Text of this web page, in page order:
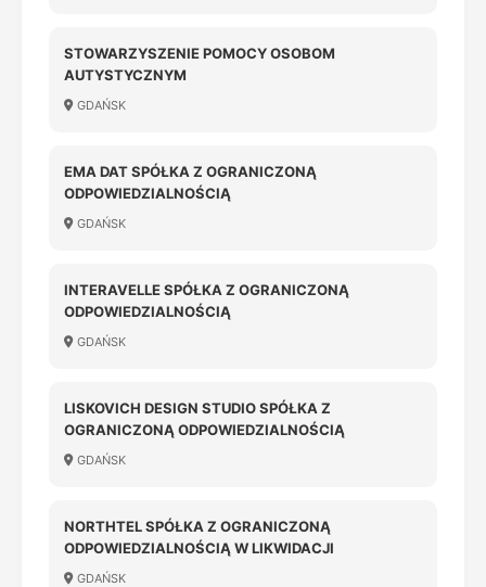
STOWARZYSZENIE POMOCY OSOBOM
AUTYSTYCZNYM
GDAŃSK
EMA DAT SPÓŁKA Z OGRANICZONĄ
ODPOWIEDZIALNOŚCIĄ
GDAŃSK
INTERAVELLE SPÓŁKA Z OGRANICZONĄ
ODPOWIEDZIALNOŚCIĄ
GDAŃSK
LISKOVICH DESIGN STUDIO SPÓŁKA Z
OGRANICZONĄ ODPOWIEDZIALNOŚCIĄ
GDAŃSK
NORTHTEL SPÓŁKA Z OGRANICZONĄ
ODPOWIEDZIALNOŚCIĄ W LIKWIDACJI
GDAŃSK